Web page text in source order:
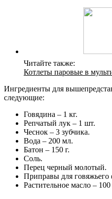
Читайте также:
Котлеты паровые в
Ингредиенты для
следующие:
Говядина – 1 кг.
Репчатый лук – 1 шт.
Чеснок – 3 зубчика.
Вода – 200 мл.
Батон – 150 г.
Соль.
Перец черный молотый.
Приправы для говяжьего
Растительное масло – 100